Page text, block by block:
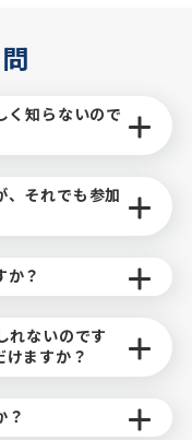
く知らないので
、それでも参加
か？
れないのです
けますか？
？